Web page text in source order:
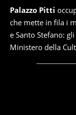
Palazzo Pitti
che mette in fila i
e Santo Stefano:
Ministero della